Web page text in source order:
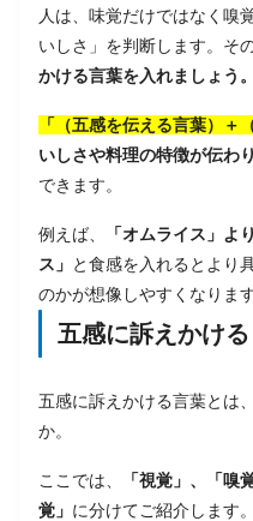
人は、味覚だけではなく嗅
いしさ」を判断します。その
かける言葉を入れましょう。
「（五感を伝える言葉）＋
いしさや料理の特徴が伝わ
できます。
例えば、
「オムライス」よ
ス」 と食感を入れるとより
のかが想像しやすくなります
五感に訴えかけ
五感に訴えかける言葉とは
か。
ここでは、
「視覚」、「嗅
覚」 に分けてご紹介します。